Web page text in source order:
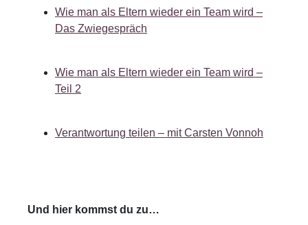
Wie man als Eltern wieder ein Team wird –
Das Zwiegespräch
Wie man als Eltern wieder ein Team wird –
Teil 2
Verantwortung teilen – mit Carsten Vonnoh
Und hier kommst du zu…